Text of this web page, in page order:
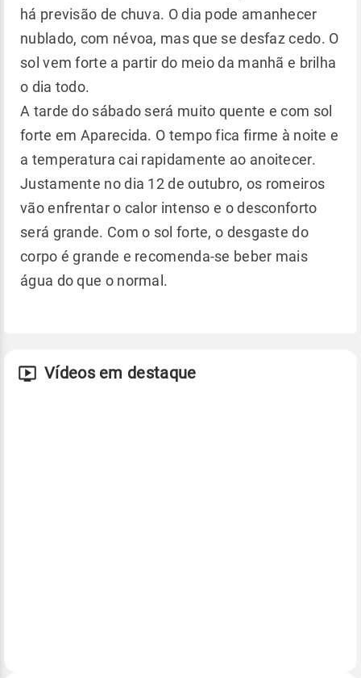
há previsão de chuva. O dia pode amanhecer
nublado, com névoa, mas que se desfaz cedo. O
sol vem forte a partir do meio da manhã e brilha
o dia todo.
A tarde do sábado será muito quente e com sol
forte em Aparecida. O tempo fica firme à noite e
a temperatura cai rapidamente ao anoitecer.
Justamente no dia 12 de outubro, os romeiros
vão enfrentar o calor intenso e o desconforto
será grande. Com o sol forte, o desgaste do
corpo é grande e recomenda-se beber mais
água do que o normal.
Vídeos em destaque